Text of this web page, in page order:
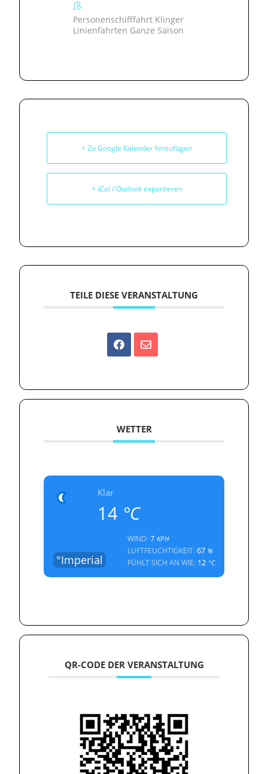
Personenschifffahrt Klinger
Linienfahrten Ganze Saison
+ Zu Google Kalender hinzufügen
+ iCal / Outlook exportieren
TEILE DIESE VERANSTALTUNG
WETTER
Klar
14 °C
°Imperial
WIND:7 KPH
LUFTFEUCHTIGKEIT:67 %
FÜHLT SICH AN WIE: 12 °C
QR-CODE DER VERANSTALTUNG